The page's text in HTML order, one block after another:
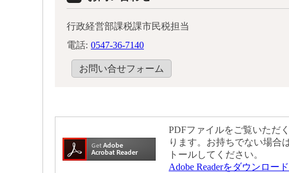
行政経営部課税課市民税担当
電話: 0547-36-7140
お問い合せフォーム
PDFファイルをご覧いただ
ります。お持ちでない場合
トールしてください。
Adobe Readerをダウンロー